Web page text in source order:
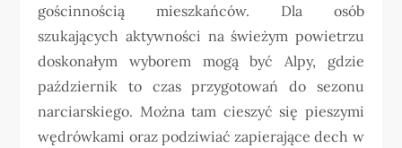
gościnnością mieszkańców. Dla osób
szukających aktywności na świeżym powietrzu
doskonałym wyborem mogą być Alpy, gdzie
październik to czas przygotowań do sezonu
narciarskiego. Można tam cieszyć się pieszymi
wędrówkami oraz podziwiać zapierające dech w